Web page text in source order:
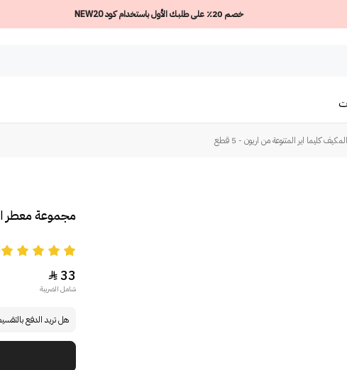
خصم 20٪ على طلبك الأول باستخدام كود NEW20
كليما اير المتنوعة من اريون - 5 قطع
مجموعة معطر
33

شامل الضريبة
هل تريد الدفع